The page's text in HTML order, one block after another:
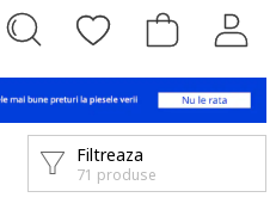
Filtreaza
71 produse